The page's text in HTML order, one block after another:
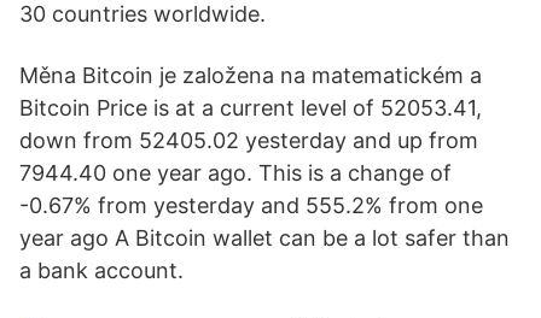
30 countries worldwide.
Měna Bitcoin je založena na matematickém a
Bitcoin Price is at a current level of 52053.41,
down from 52405.02 yesterday and up from
7944.40 one year ago. This is a change of
-0.67% from yesterday and 555.2% from one
year ago A Bitcoin wallet can be a lot safer than
a bank account.